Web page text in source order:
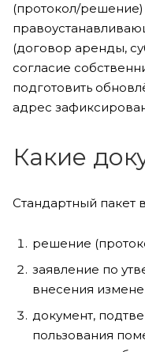
(протокол/решение)
(договор аренды,
согласие
подготовить
адрес
Какие
Стандартный пакет
решение
заявление по
внесения
документ,
пользования